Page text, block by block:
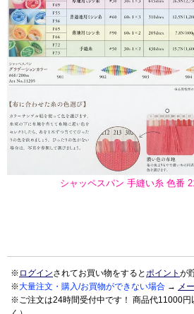
シャッペスパン 手縫い糸 色番
※ ログインされてお買い物をするとポイント が
※大量注文・購入/お買物ができない場合 → メ
※ご注文は24時間受付中です！ 商品代11000円